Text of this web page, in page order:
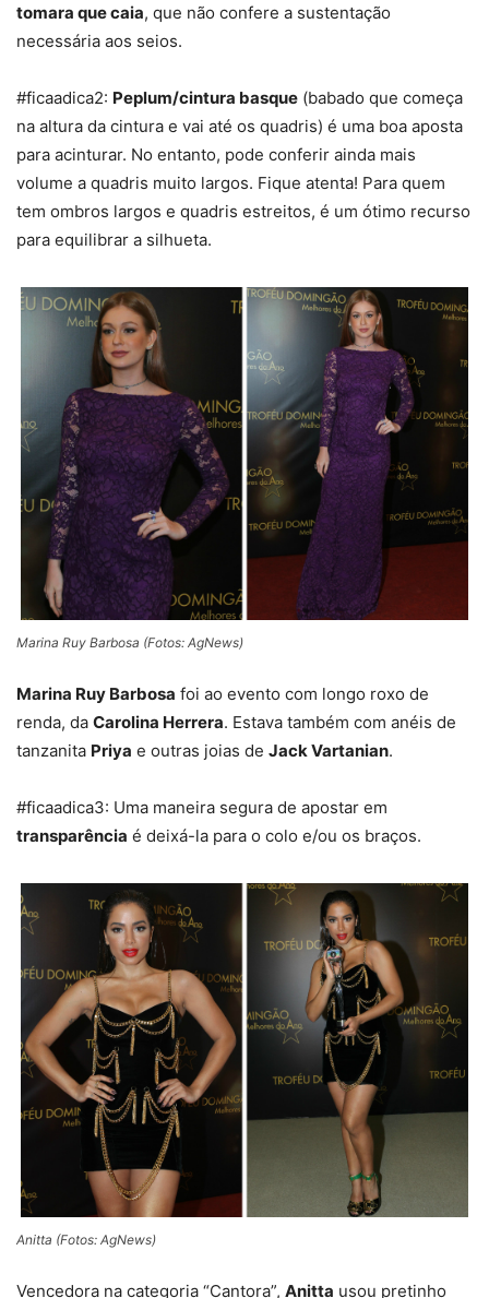
tomara que caia, que não confere a sustentação
necessária aos seios.
#ficaadica2: Peplum/cintura basque (babado que começa
na altura da cintura e vai até os quadris) é uma boa aposta
para acinturar. No entanto, pode conferir ainda mais
volume a quadris muito largos. Fique atenta! Para quem
tem ombros largos e quadris estreitos, é um ótimo recurso
para equilibrar a silhueta.
Marina Ruy Barbosa (Fotos: AgNews)
Marina Ruy Barbosa foi ao evento com longo roxo de
renda, da Carolina Herrera. Estava também com anéis de
tanzanita Priya e outras joias de Jack Vartanian.
#ficaadica3: Uma maneira segura de apostar em
transparência é deixá-la para o colo e/ou os braços.
Anitta (Fotos: AgNews)
Vencedora na categoria “Cantora”, Anitta usou pretinho